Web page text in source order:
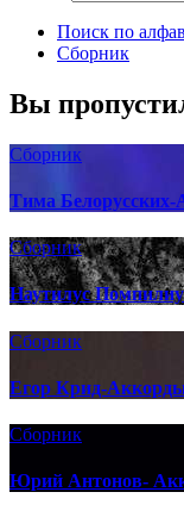
Поиск по
Сборник
Вы
Сборник
Тима
Сборник
Наутилус
Сборник
Егор Крид-
Сборник
Юрий Антонов-